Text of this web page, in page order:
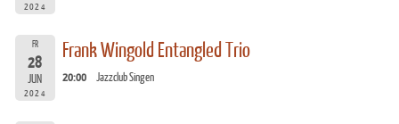
2024
FR
28
JUN
2024
Frank Wingold Entangled Trio
20:00 Jazzclub Singen